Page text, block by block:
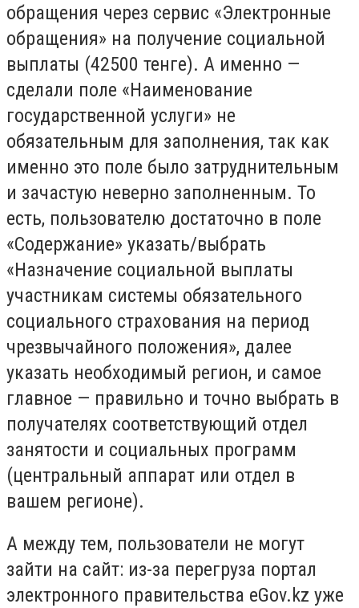
обращения через сервис «Электронные
обращения» на получение социальной
выплаты (42500 тенге). А именно —
сделали поле «Наименование
государственной услуги» не
обязательным для заполнения, так как
именно это поле было затруднительным
и зачастую неверно заполненным. То
есть, пользователю достаточно в поле
«Содержание» указать/выбрать
«Назначение социальной выплаты
участникам системы обязательного
социального страхования на период
чрезвычайного положения», далее
указать необходимый регион, и самое
главное — правильно и точно выбрать в
получателях соответствующий отдел
занятости и социальных программ
(центральный аппарат или отдел в
вашем регионе).
А между тем, пользователи не могут
зайти на сайт: из-за перегруза портал
электронного правительства eGov.kz уже